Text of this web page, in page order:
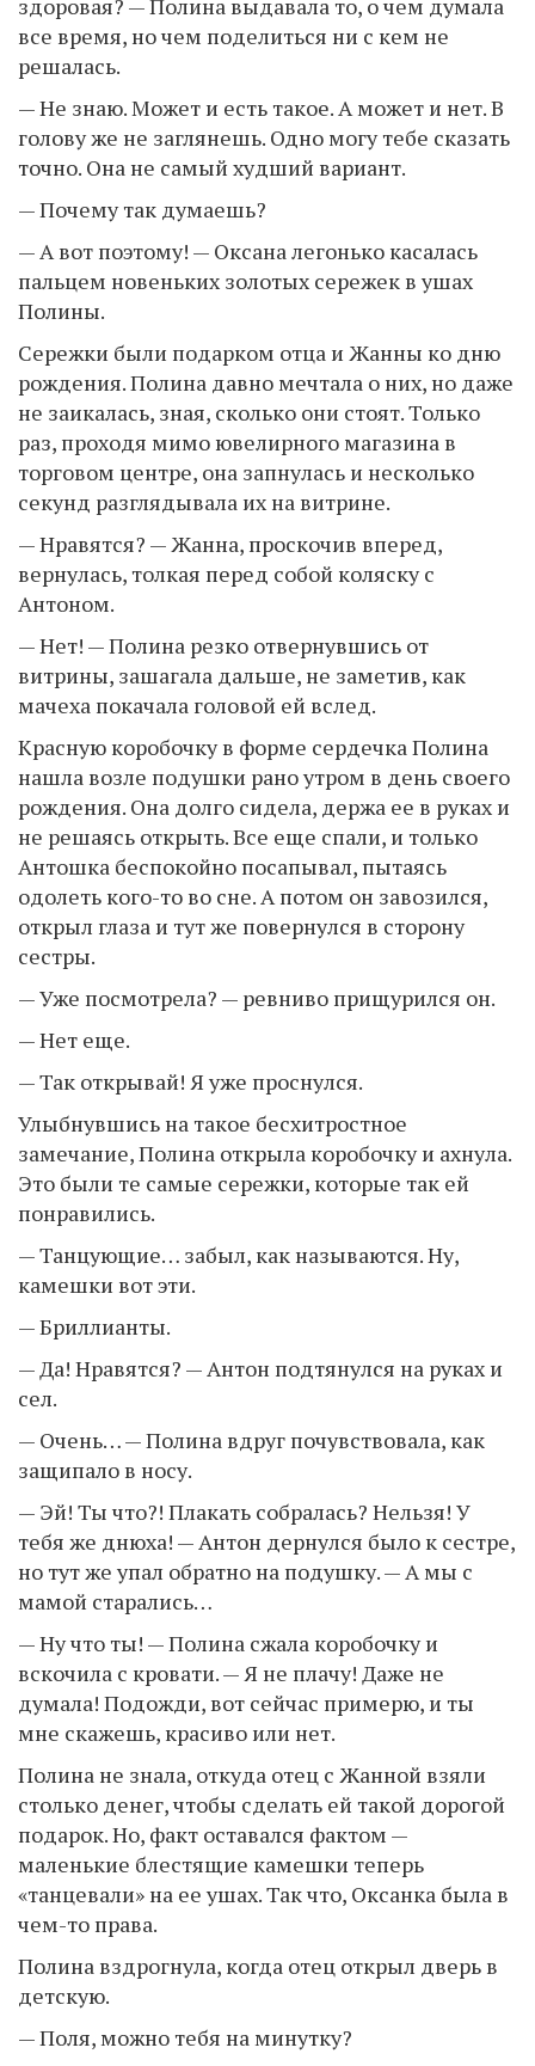
здоровая? — Полина выдавала то, о чем думала
все время, но чем поделиться ни с кем не
решалась.
— Не знаю. Может и есть такое. А может и нет. В
голову же не заглянешь. Одно могу тебе сказать
точно. Она не самый худший вариант.
— Почему так думаешь?
— А вот поэтому! — Оксана легонько касалась
пальцем новеньких золотых сережек в ушах
Полины.
Сережки были подарком отца и Жанны ко дню
рождения. Полина давно мечтала о них, но даже
не заикалась, зная, сколько они стоят. Только
раз, проходя мимо ювелирного магазина в
торговом центре, она запнулась и несколько
секунд разглядывала их на витрине.
— Нравятся? — Жанна, проскочив вперед,
вернулась, толкая перед собой коляску с
Антоном.
— Нет! — Полина резко отвернувшись от
витрины, зашагала дальше, не заметив, как
мачеха покачала головой ей вслед.
Красную коробочку в форме сердечка Полина
нашла возле подушки рано утром в день своего
рождения. Она долго сидела, держа ее в руках и
не решаясь открыть. Все еще спали, и только
Антошка беспокойно посапывал, пытаясь
одолеть кого-то во сне. А потом он завозился,
открыл глаза и тут же повернулся в сторону
сестры.
— Уже посмотрела? — ревниво прищурился он.
— Нет еще.
— Так открывай! Я уже проснулся.
Улыбнувшись на такое бесхитростное
замечание, Полина открыла коробочку и ахнула.
Это были те самые сережки, которые так ей
понравились.
— Танцующие… забыл, как называются. Ну,
камешки вот эти.
— Бриллианты.
— Да! Нравятся? — Антон подтянулся на руках и
сел.
— Очень… — Полина вдруг почувствовала, как
защипало в носу.
— Эй! Ты что?! Плакать собралась? Нельзя! У
тебя же днюха! — Антон дернулся было к сестре,
но тут же упал обратно на подушку. — А мы с
мамой старались…
— Ну что ты! — Полина сжала коробочку и
вскочила с кровати. — Я не плачу! Даже не
думала! Подожди, вот сейчас примерю, и ты
мне скажешь, красиво или нет.
Полина не знала, откуда отец с Жанной взяли
столько денег, чтобы сделать ей такой дорогой
подарок. Но, факт оставался фактом —
маленькие блестящие камешки теперь
«танцевали» на ее ушах. Так что, Оксанка была в
чем-то права.
Полина вздрогнула, когда отец открыл дверь в
детскую.
— Поля, можно тебя на минутку?